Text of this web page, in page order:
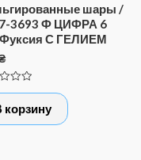
шары /
3693 Ф ЦИФРА 6
С ГЕЛИЕМ
корзину